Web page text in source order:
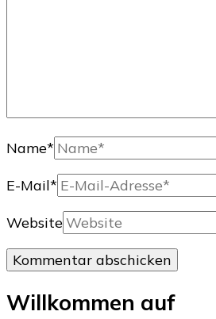
Name*
E-Mail*
Website
Willkommen auf